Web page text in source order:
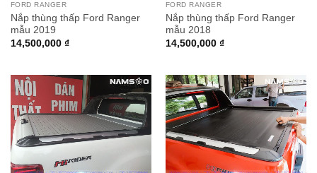
FORD RANGER
Nắp thùng thấp Ford Ranger
mẫu 2019
14,500,000 ₫
FORD RANGER
Nắp thùng thấp Ford Ranger
mẫu 2018
14,500,000 ₫